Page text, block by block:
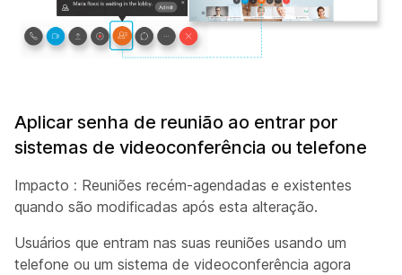
Aplicar senha de reunião ao entrar por
sistemas de videoconferência ou telefone
Impacto : Reuniões recém-agendadas e existentes
quando são modificadas após esta alteração.
Usuários que entram nas suas reuniões usando um
telefone ou um sistema de videoconferência agora